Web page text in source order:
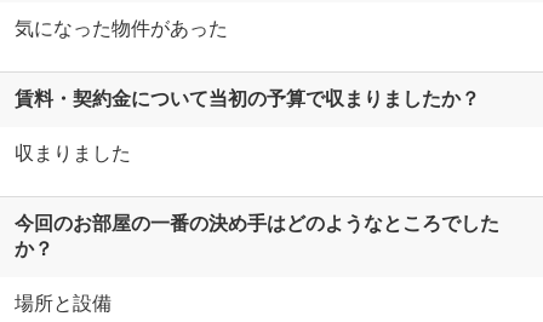
気になった物件があった
賃料・契約金について当初の予算で収まりましたか？
収まりました
今回のお部屋の一番の決め手はどのようなところでした
か？
場所と設備